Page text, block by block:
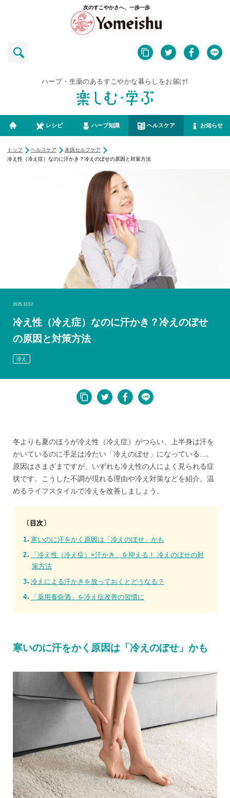
次のすこやかさへ、一歩一歩
ハーブ・生薬のあるすこやかな暮らしをお届け!
レシピ ハーブ知識 ヘルスケア お知らせ
トップ ヘルスケア
未病セルフケア
冷え性（冷え症）なのに汗かき？冷えのぼせの原因と対策方法
2025.12.02
冷え性（冷え症）なのに汗かき？冷えのぼせ
の原因と対策方法
冷え
冬よりも夏のほうが冷え性（冷え症）がつらい、上半身は汗を
かいているのに手足は冷たい「冷えのぼせ」になっている...。
原因はさまざまですが、いずれも冷え性の人によく見られる症
状です。こうした不調が現れる理由や冷え対策などを紹介。温
めるライフスタイルで冷えを改善しましょう。
〔目次〕
寒いのに汗をかく原因は「冷えのぼせ」かも
「冷え性（冷え症）×汗かき」を抑える！ 冷えのぼせの対
策方法
冷えによる汗かきを放っておくとどうなる？
「薬用養命酒」を冷え症改善の習慣に
寒いのに汗をかく原因は「冷えのぼせ」かも